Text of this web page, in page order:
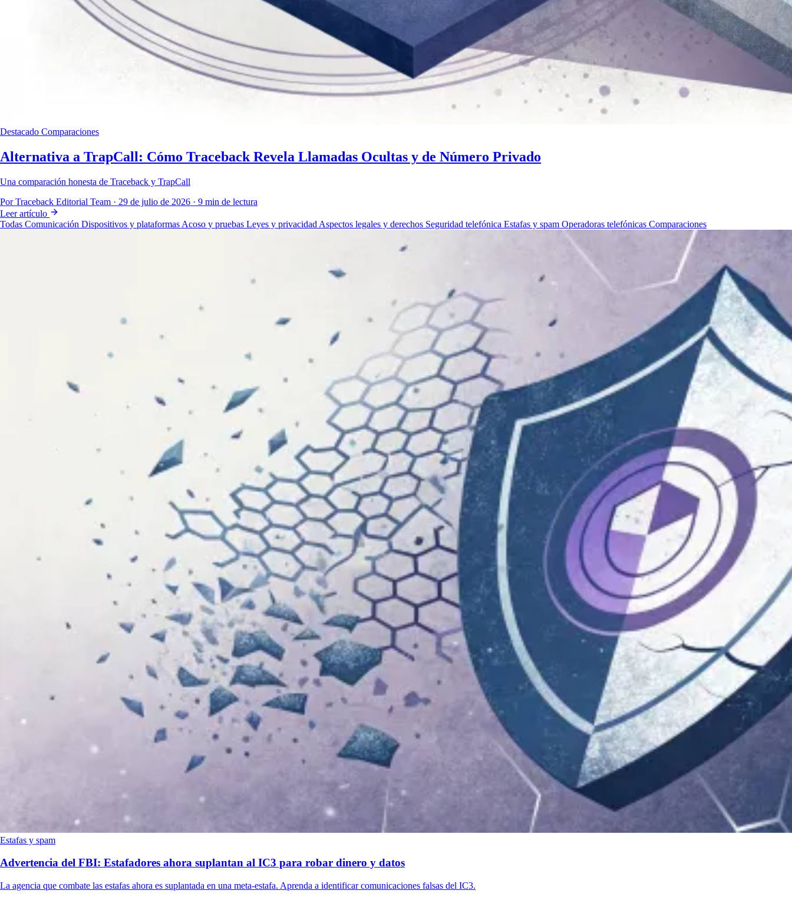
Destacado Comparaciones
Alternativa a TrapCall: Cómo Traceback Revela Llamadas Ocultas y de Número Privado
Una comparación honesta de Traceback y TrapCall
Por Traceback Editorial Team · 29 de julio de 2026 · 9 min de lectura
Leer artículo
Todas Comunicación Dispositivos y plataformas Acoso y pruebas Leyes y privacidad Aspectos legales y derechos Seguridad telefónica Estafas y spam Operadoras telefónicas Comparaciones
Estafas y spam
Advertencia del FBI: Estafadores ahora suplantan al IC3 para robar dinero y datos
La agencia que combate las estafas ahora es suplantada en una meta-estafa. Aprenda a identificar comunicaciones falsas del IC3.